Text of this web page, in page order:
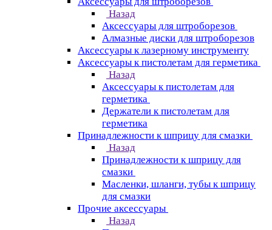
Назад
Аксессуары для штроборезов
Алмазные диски для штроборезов
Аксессуары к лазерному инструменту
Аксессуары к пистолетам для герметика
Назад
Аксессуары к пистолетам для
герметика
Держатели к пистолетам для
герметика
Принадлежности к шприцу для смазки
Назад
Принадлежности к шприцу для
смазки
Масленки, шланги, тубы к шприцу
для смазки
Прочие аксессуары
Назад